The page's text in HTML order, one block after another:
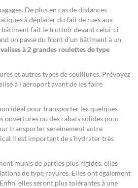
De plus en cas de distances
à déplacer du fait de rues aux
bâtiment fait le trottoir devant celui-ci
on passe du front d’un bâtiment à un
valises à 2 grandes roulettes de type
et autres types de souillures. Prévoyez
à l’aéroport avant de les faire
idéal pour transporter les quelques
ouvertures ou des rabats solides pour
transporter sereinement votre
il est important de s’hydrater très
munis de parties plus rigides, elles
de type rayures. Elles ont également
elles seront plus tolérantes à une